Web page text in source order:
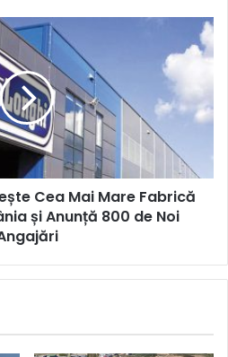
Cea Mai Mare Fabrică
și Anunță 800 de Noi